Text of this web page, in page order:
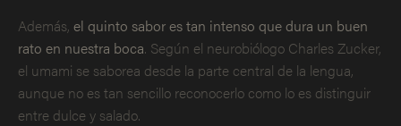
Además, el quinto sabor es tan intenso que dura un buen
rato en nuestra boca. Según el neurobiólogo Charles Zucker,
el umami se saborea desde la parte central de la lengua,
aunque no es tan sencillo reconocerlo como lo es distinguir
entre dulce y salado.